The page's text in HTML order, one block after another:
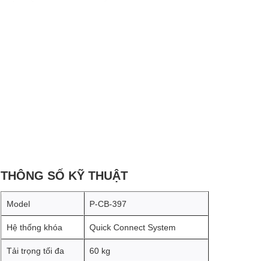
THÔNG SỐ KỸ THUẬT
Model P-CB-397
Hệ thống khóa Quick Connect System
Tải trọng tối đa 60 kg